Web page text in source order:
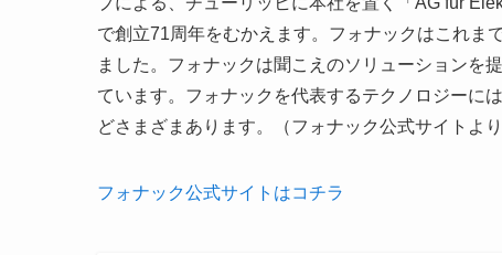
で創立71周年をむかえます。フォナックはこれま
ました。フォナックは聞こえのソリューションを
ています。フォナックを代表するテクノロジーに
どさまざまあります。（フォナック公式サイトより
フォナック公式サイトはコチラ